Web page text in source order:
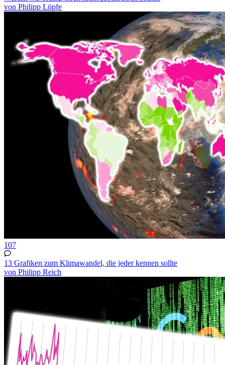
von Philipp Löpfe
107
13 Grafiken zum Klimawandel, die jeder kennen sollte
von Philipp Reich